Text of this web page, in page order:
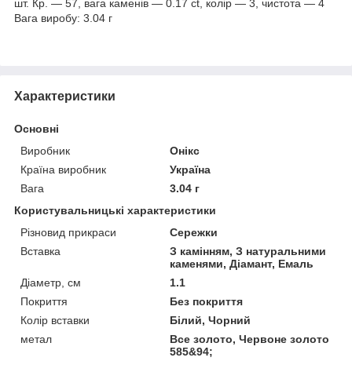
шт. Кр. — 57, вага каменів — 0.17 ct, колір — 3, чистота — 4
Вага виробу: 3.04 г
Характеристики
Основні
Виробник
Онікс
Країна виробник
Україна
Вага
3.04 г
Користувальницькі характеристики
Різновид прикраси
Сережки
Вставка
З камінням, З натуральними
каменями, Діамант, Емаль
Діаметр, см
1.1
Покриття
Без покриття
Колір вставки
Білий, Чорний
метал
Все золото, Червоне золото
585&94;